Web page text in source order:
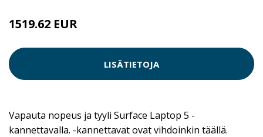
1519.62 EUR
LISÄTIETOJA
Vapauta nopeus ja tyyli Surface Laptop 5 -
kannettavalla. -kannettavat ovat vihdoinkin täällä.